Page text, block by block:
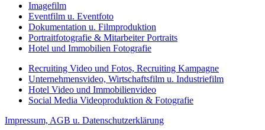
Imagefilm
Eventfilm u. Eventfoto
Dokumentation u. Filmproduktion
Portraitfotografie & Mitarbeiter Portraits
Hotel und Immobilien Fotografie
Recruiting Video und Fotos, Recruiting Kampagne
Unternehmensvideo, Wirtschaftsfilm u. Industriefilm
Hotel Video und Immobilienvideo
Social Media Videoproduktion & Fotografie
Impressum, AGB u. Datenschutzerklärung